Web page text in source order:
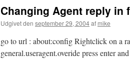
Changing Agent reply in
Udgivet den september 29, 2004af mike
go to url : about:config Rightclick on a
general.useragent.overide press enter